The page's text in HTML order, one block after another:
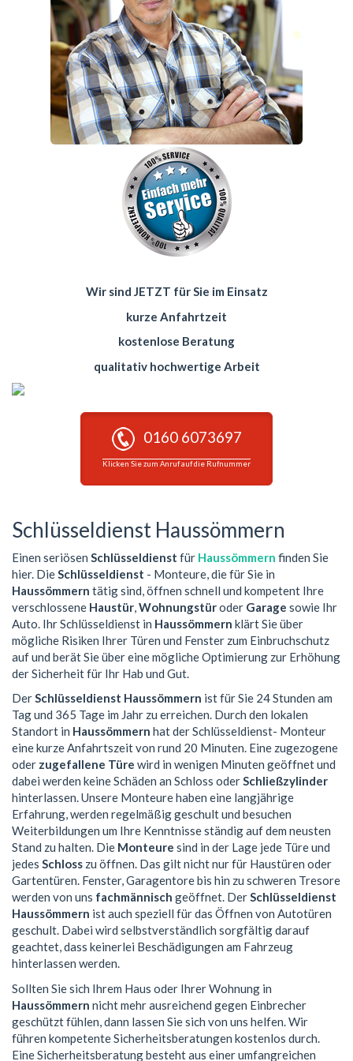
Wir sind JETZT für Sie im Einsatz
kurze Anfahrtzeit
kostenlose Beratung
qualitativ hochwertige Arbeit
0160 6073697
Klicken Sie zum Anruf auf die Rufnummer
Schlüsseldienst Haussömmern
Einen seriösen Schlüsseldienst für Haussömmern finden Sie
hier. DieSchlüsseldienst - Monteure, die für Sie in
Haussömmern tätig sind, öffnen schnell und kompetent Ihre
verschlossene Haustür,Wohnungstüroder Garage sowie Ihr
Auto. Ihr Schlüsseldienst in Haussömmern klärt Sie über
mögliche Risiken Ihrer Türen und Fenster zum Einbruchschutz
auf und berät Sie über eine mögliche Optimierung zur Erhöhung
der Sicherheit für Ihr Hab und Gut.
DerSchlüsseldienst Haussömmern ist für Sie 24 Stunden am
Tag und 365 Tage im Jahr zu erreichen. Durch den lokalen
Standort in Haussömmern hat der Schlüsseldienst- Monteur
eine kurze Anfahrtszeit von rund 20 Minuten. Eine zugezogene
oder zugefallene Türe wird in wenigen Minuten geöffnet und
dabei werden keine Schäden an Schloss oderSchließzylinder
hinterlassen. Unsere Monteure haben eine langjährige
Erfahrung, werden regelmäßig geschult und besuchen
Weiterbildungen um Ihre Kenntnisse ständig auf dem neusten
Stand zu halten. Die Monteure sind in der Lage jede Türe und
jedes Schloss zu öffnen. Das gilt nicht nur für Haustüren oder
Gartentüren. Fenster, Garagentore bis hin zu schweren Tresore
werden von uns fachmännisch geöffnet. DerSchlüsseldienst
Haussömmern ist auch speziell für das Öffnen von Autotüren
geschult. Dabei wird selbstverständlich sorgfältig darauf
geachtet, dass keinerlei Beschädigungen am Fahrzeug
hinterlassen werden.
Sollten Sie sich Ihrem Haus oder Ihrer Wohnung in
Haussömmern nicht mehr ausreichend gegen Einbrecher
geschützt fühlen, dann lassen Sie sich von uns helfen. Wir
führen kompetente Sicherheitsberatungen kostenlos durch.
Eine Sicherheitsberatung besteht aus einer umfangreichen